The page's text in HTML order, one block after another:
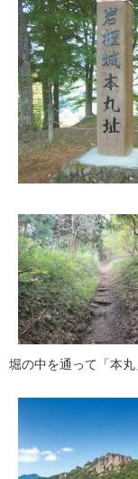
堀の中を通って「本丸